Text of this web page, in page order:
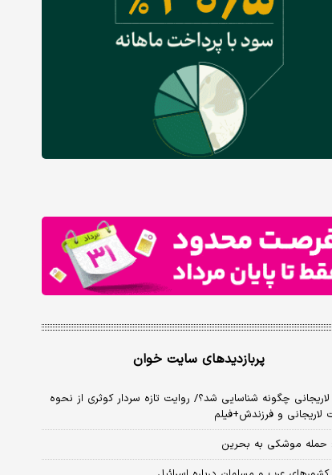
پربازدیدهای سایت خوان
چگونه شناسایی شد؟/ روایت تازه سردار کوثری از نحوه
لاریجانی و فرزندش+فیلم
حمله موشکی به بحرین